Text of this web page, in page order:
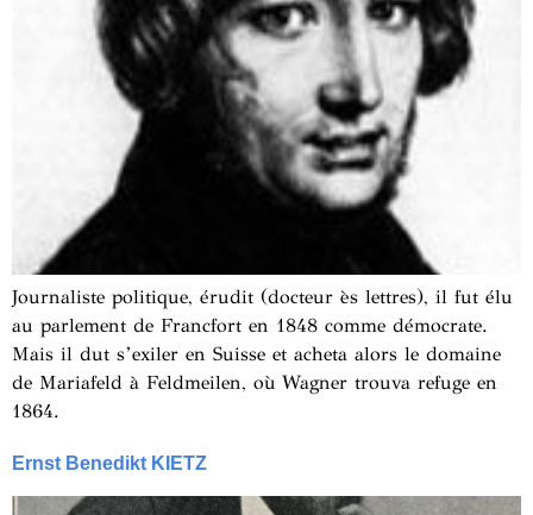
Journaliste politique, érudit (docteur ès lettres), il fut élu
au parlement de Francfort en 1848 comme démocrate.
Mais il dut s’exiler en Suisse et acheta alors le domaine
de Mariafeld à Feldmeilen, où Wagner trouva refuge en
1864.
Ernst Benedikt KIETZ